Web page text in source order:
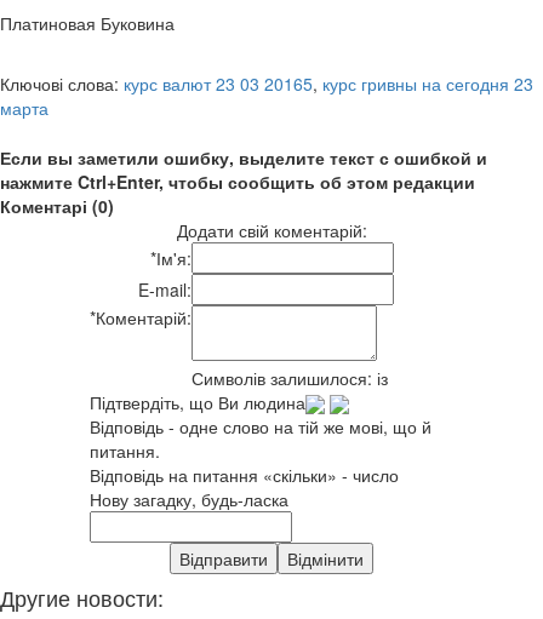
Платиновая Буковина
Ключові слова: курс валют 23 03 20165, курс гривны на сегодня 23
марта
Если вы заметили ошибку, выделите текст с ошибкой и
нажмите Ctrl+Enter, чтобы сообщить об этом редакции
Коментарі (0)
Додати свій коментарій:
*Ім'я:
E-mail:
*Коментарій:
Символів залишилося: із
Підтвердіть, що Ви людина
Відповідь - одне слово на тій же мові, що й
питання.
Відповідь на питання «скільки» - число
Нову загадку, будь-ласка
Другие новости: